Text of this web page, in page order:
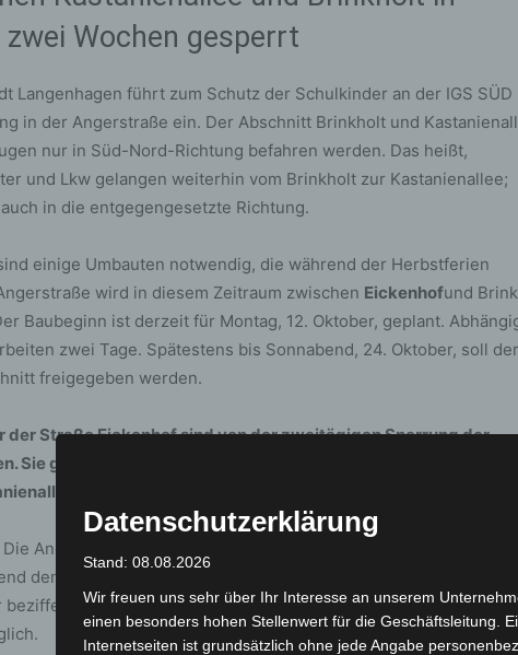
Wochen gesperrt
Langenhagen führt zum Schutz der Schulkinder an der IGS SÜD
in der Angerstraße ein. Der Abschnitt Brinkholt und
nur in Süd-Nord-Richtung befahren werden. Das heißt,
und Lkw gelangen weiterhin vom Brinkholt zur Kastanienallee;
in die entgegengesetzte Richtung.
einige Umbauten notwendig, die während der Herbstferien
wird in diesem Zeitraum zwischen Eickenhofund
Baubeginn ist derzeit für Montag, 12. Oktober, geplant.
zwei Tage. Spätestens bis Sonnabend, 24. Oktober, soll der
freigegeben werden.
der Straße Eickenhof sind von der zweitägigen Sperrung der
Sie gelangen wie gewohnt aus der Einbahnstraße Eickenhof in
Angerstraße wird oft von Kfz-Fahrerinnen und -Fahrern
den Langenforther Platz und die Walsroder Straße zu umfahren.
eine von der Stadt in Auftrag gegebene Studie auf bis
Datenschutzerklärung
Stand: 08.08.2026
Wir freuen uns sehr über Ihr Interesse an unserem
einen besonders hohen Stellenwert für die Geschäftsleitung.
Internetseiten ist grundsätzlich ohne jede Angabe